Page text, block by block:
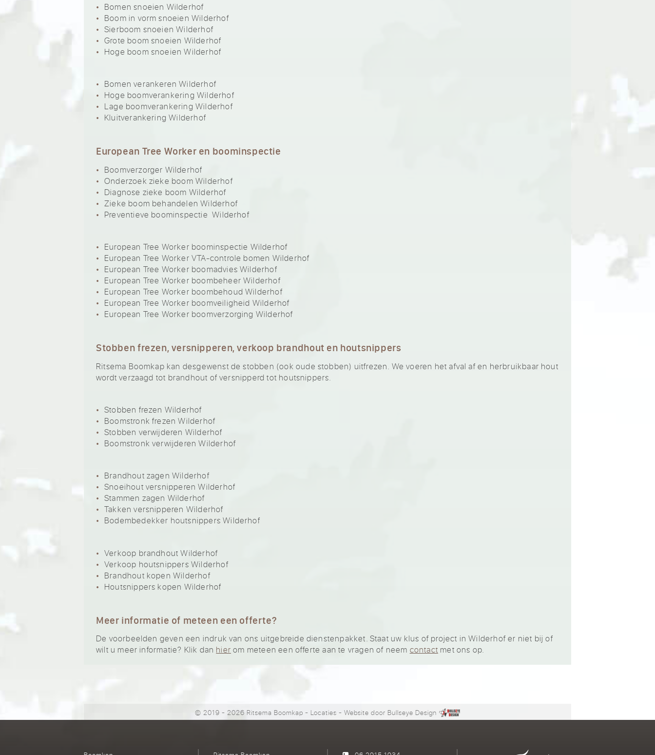
Bomen snoeien Wilderhof
Boom in vorm snoeien Wilderhof
Sierboom snoeien Wilderhof
Grote boom snoeien Wilderhof
Hoge boom snoeien Wilderhof
Bomen verankeren Wilderhof
Hoge boomverankering Wilderhof
Lage boomverankering Wilderhof
Kluitverankering Wilderhof
European Tree Worker en boominspectie
Boomverzorger Wilderhof
Onderzoek zieke boom Wilderhof
Diagnose zieke boom Wilderhof
Zieke boom behandelen Wilderhof
Preventieve boominspectie Wilderhof
European Tree Worker boominspectie Wilderhof
European Tree Worker VTA-controle bomen Wilderhof
European Tree Worker boomadvies Wilderhof
European Tree Worker boombeheer Wilderhof
European Tree Worker boombehoud Wilderhof
European Tree Worker boomveiligheid Wilderhof
European Tree Worker boomverzorging Wilderhof
Stobben frezen, versnipperen, verkoop brandhout en houtsnippers
Ritsema Boomkap kan desgewenst de stobben (ook oude stobben) uitfrezen. We voeren het afval af en herbruikbaar hout
wordt verzaagd tot brandhout of versnipperd tot houtsnippers.
Stobben frezen Wilderhof
Boomstronk frezen Wilderhof
Stobben verwijderen Wilderhof
Boomstronk verwijderen Wilderhof
Brandhout zagen Wilderhof
Snoeihout versnipperen Wilderhof
Stammen zagen Wilderhof
Takken versnipperen Wilderhof
Bodembedekker houtsnippers Wilderhof
Verkoop brandhout Wilderhof
Verkoop houtsnippers Wilderhof
Brandhout kopen Wilderhof
Houtsnippers kopen Wilderhof
Meer informatie of meteen een offerte?
De voorbeelden geven een indruk van ons uitgebreide dienstenpakket. Staat uw klus of project in Wilderhof er niet bij of
wilt u meer informatie? Klik dan hier om meteen een offerte aan te vragen of neem contact met ons op.
© 2019 - 2026 Ritsema Boomkap - Locaties - Website door Bullseye Design